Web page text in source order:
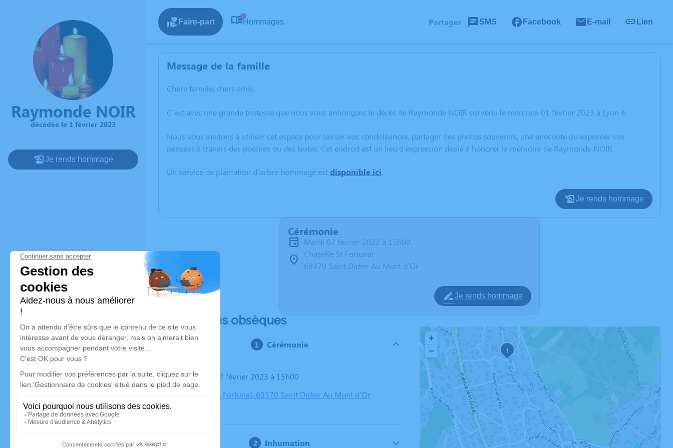
Raymonde NOIR
décédée le 1 février 2023
Je rends hommage
Faire-part Hommages Partager SMS Facebook E-mail Lien
Message de la famille
Chère famille, chers amis,
C’est avec une grande tristesse que nous vous annonçons le décès de Raymonde NOIR survenu le mercredi 01 février 2023 à Lyon 4.
Nous vous invitons à utiliser cet espace pour laisser vos condoléances, partager des photos souvenirs, une anecdote ou exprimer vos
pensées à travers des poèmes ou des textes. Cet endroit est un lieu d'expression dédié à honorer la mémoire de Raymonde NOIR.
Un service de plantation d’arbre hommage estdisponible ici.
Je rends hommage
Cérémonie
mardi 07 février 2023 à 15h00
Chapelle St Fortunat
69370 Saint Didier Au Mont d'Or
Je rends hommage
Déroulé des obsèques
Cérémonie
Le mardi 07 février 2023 à 15h00
Chapelle St Fortunat, 69370 Saint Didier Au Mont d'Or
Inhumation
1
+
−